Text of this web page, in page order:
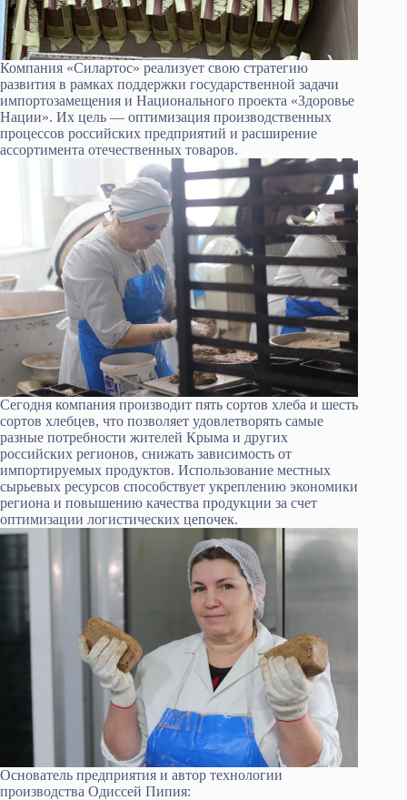
Компания «Силартос» реализует свою стратегию
развития в рамках поддержки государственной задачи
импортозамещения и Национального проекта «Здоровье
Нации». Их цель — оптимизация производственных
процессов российских предприятий и расширение
ассортимента отечественных товаров.
Сегодня компания производит пять сортов хлеба и шесть
сортов хлебцев, что позволяет удовлетворять самые
разные потребности жителей Крыма и других
российских регионов, снижать зависимость от
импортируемых продуктов. Использование местных
сырьевых ресурсов способствует укреплению экономики
региона и повышению качества продукции за счет
оптимизации логистических цепочек.
Основатель предприятия и автор технологии
производства Одиссей Пипия: